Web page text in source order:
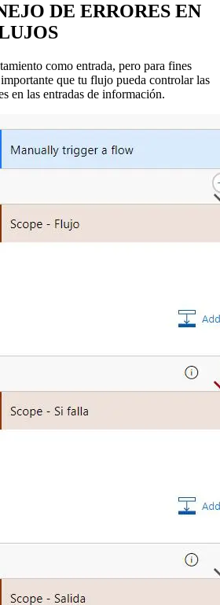
DE ERRORES EN
como entrada, pero para fines
que tu flujo pueda controlar las
en las entradas de información.